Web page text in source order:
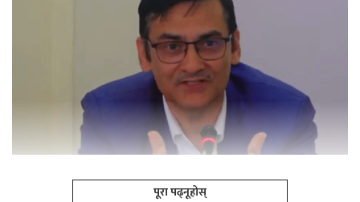
पूरा पढ्नूहोस्